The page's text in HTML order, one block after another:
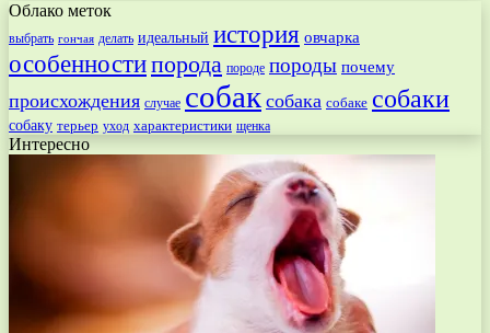
Облако меток
выбрать гончая делать идеальный история овчарка
особенностипорода породе породы почему
происхождения случае собак собака собаке собаки
собаку терьер уход характеристики щенка
Интересно